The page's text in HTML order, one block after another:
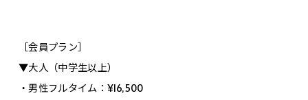
［会員プラン］
▼大人（中学生以上）
・男性フルタイム：¥16,500